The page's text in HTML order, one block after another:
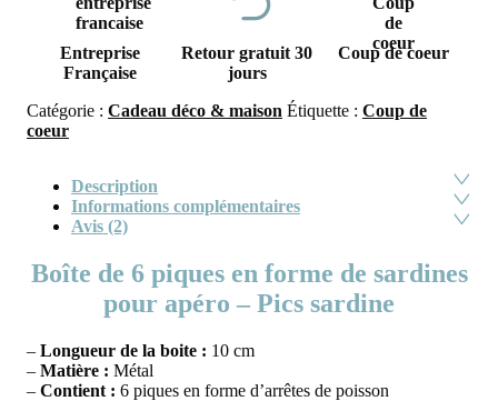
Entreprise
Française
Retour gratuit 30
jours
Coup de coeur
Catégorie : Cadeau déco & maison Étiquette : Coup de
coeur
Description
Informations complémentaires
Avis (2)
Boîte de 6 piques en forme de sardines
pour apéro – Pics sardine
– Longueur de la boite : 10 cm
– Matière : Métal
– Contient : 6 piques en forme d’arrêtes de poisson